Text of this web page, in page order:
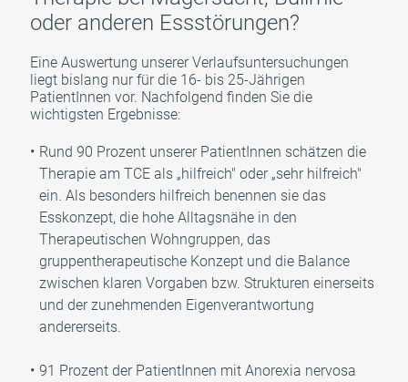
oder anderen Essstörungen?
Eine Auswertung unserer Verlaufsuntersuchungen
liegt bislang nur für die 16- bis 25-Jährigen
PatientInnen vor. Nachfolgend finden Sie die
wichtigsten Ergebnisse:
Rund 90 Prozent unserer PatientInnen schätzen die
Therapie am TCE als „hilfreich" oder „sehr hilfreich"
ein. Als besonders hilfreich benennen sie das
Esskonzept, die hohe Alltagsnähe in den
Therapeutischen Wohngruppen, das
gruppentherapeutische Konzept und die Balance
zwischen klaren Vorgaben bzw. Strukturen einerseits
und der zunehmenden Eigenverantwortung
andererseits.
91 Prozent der PatientInnen mit Anorexia nervosa